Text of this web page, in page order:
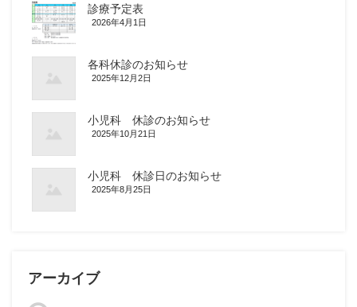
診療予定表
2026年4月1日
各科休診のお知らせ
2025年12月2日
小児科 休診のお知らせ
2025年10月21日
小児科 休診日のお知らせ
2025年8月25日
アーカイブ